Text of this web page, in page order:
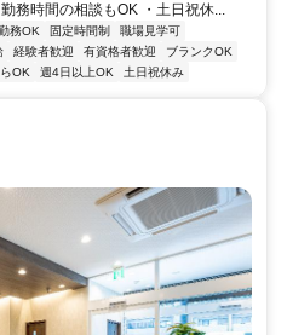
務時間の相談もOK ・土日祝休...
務OK 固定時間制
職場見学可
経験者歓迎 有資格者歓迎
ブランクOK
OK 週4日以上OK 土日祝休み